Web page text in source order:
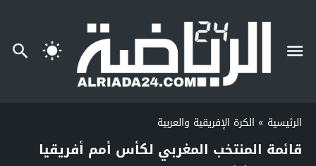
الرئيسية » الكرة الإفريقية والعربية
قائمة المنتخب المغربي لكأس أمم أفريقيا